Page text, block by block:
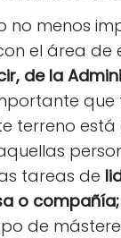
no menos
el área de
de la
terreno
tareas de
o compañía;
de